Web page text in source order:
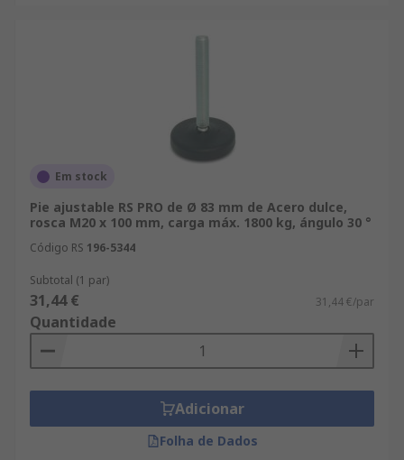
Em stock
Pie ajustable RS PRO de Ø 83 mm de Acero dulce,
rosca M20 x 100 mm, carga máx. 1800 kg, ángulo 30 °
Código RS 196-5344
Subtotal (1 par)
31,44 € 31,44 €/par
Quantidade
Adicionar
Folha de Dados